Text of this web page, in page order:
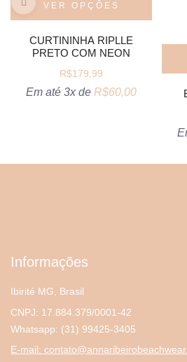
VER OPÇÕES
CURTININHA RIPLLE
PRETO COM NEON
R$179,99
Em até 3x de R$60,00
Informações
Ibirité MG, Brasil
CNPJ: 17.884.379/0001-42
Whatsapp: (31) 99425-3405
E-mail: